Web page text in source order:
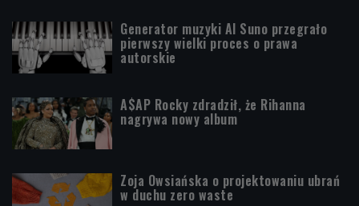
Generator muzyki AI Suno przegrało
pierwszy wielki proces o prawa
autorskie
A$AP Rocky zdradził, że Rihanna
nagrywa nowy album
Zoja Owsiańska o projektowaniu ubrań
w duchu zero waste